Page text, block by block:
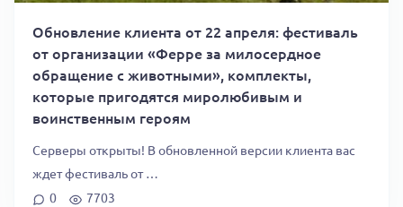
Обновление клиента от 22 апреля: фестиваль
от организации «Ферре за милосердное
обращение с животными», комплекты,
которые пригодятся миролюбивым и
воинственным героям
Серверы открыты! В обновленной версии клиента вас
ждет фестиваль от …
0
7703